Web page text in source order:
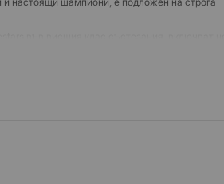
на износване в ключова област.